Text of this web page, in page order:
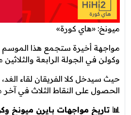
ميونخ: «هاي كورة»
مواجهة أخيرة ستجمع هذا الموسم
وكولن في الجولة الرابعة والثلاثين
حيث سيدخل كلا الفريقان لقاء
الحصول على النقاط الثلاث في آخر
📊 تاريخ مواجهات بايرن ميونخ